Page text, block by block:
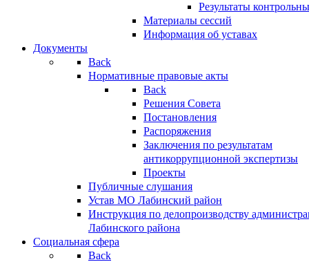
Результаты
Материалы сессий
Информация об уставах
Документы
Back
Нормативные правовые акты
Back
Решения Совета
Постановления
Распоряжения
Заключения по результатам
антикоррупционной экспертизы
Проекты
Публичные слушания
Устав МО Лабинский район
Инструкция по делопроизводству
Лабинского района
Социальная сфера
Back